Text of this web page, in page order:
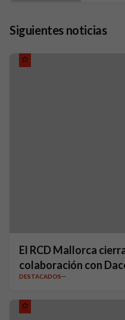
Siguientes noticias
El RCD Mallorca
colaboración con
DESTACADOS